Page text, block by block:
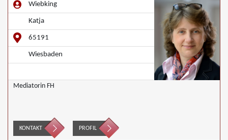
Wiebking
Katja
65191
Wiesbaden
Mediatorin FH
KONTAKT PROFIL